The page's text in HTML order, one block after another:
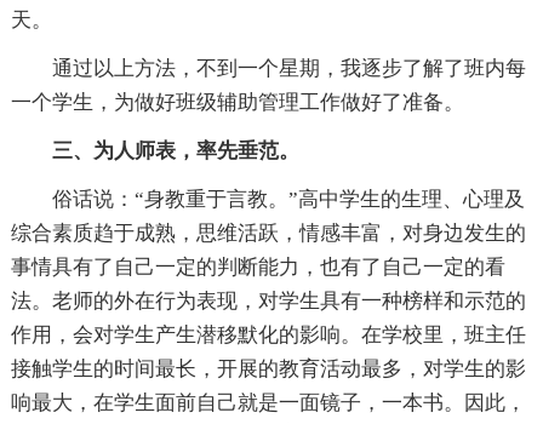
天。
通过以上方法，不到一个星期，我逐步了解了班内每
一个学生，为做好班级辅助管理工作做好了准备。
三、为人师表，率先垂范。
俗话说：“身教重于言教。”高中学生的生理、心理及
综合素质趋于成熟，思维活跃，情感丰富，对身边发生的
事情具有了自己一定的判断能力，也有了自己一定的看
法。老师的外在行为表现，对学生具有一种榜样和示范的
作用，会对学生产生潜移默化的影响。在学校里，班主任
接触学生的时间最长，开展的教育活动最多，对学生的影
响最大，在学生面前自己就是一面镜子，一本书。因此，